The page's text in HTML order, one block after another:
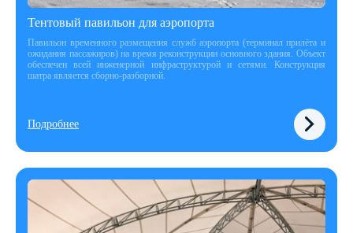
Тентовый павильон для аэропорта
Павильон временного размещения служб аэропорта (терминал прилёта и
ожидания пассажиров) на время реконструкции основного здания. Объект
обеспечен всей инженерной инфраструктурой и сетями. Конструкция
шатра является сборно-разборной.
Подробнее